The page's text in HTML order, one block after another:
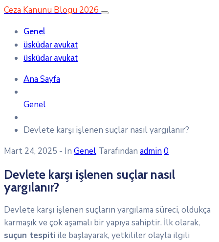
Ceza Kanunu Blogu 2026
Genel
üsküdar avukat
üsküdar avukat
Ana Sayfa
Genel
Devlete karşı işlenen suçlar nasıl yargılanır?
Mart 24, 2025 - In Genel Tarafından admin0
Devlete karşı işlenen suçlar nasıl
yargılanır?
Devlete karşı işlenen suçların yargılama süreci, oldukça
karmaşık ve çok aşamalı bir yapıya sahiptir. İlk olarak,
suçun tespiti ile başlayarak, yetkililer olayla ilgili